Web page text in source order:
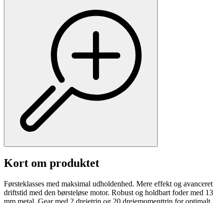
Kort om produktet
Førsteklasses med maksimal udholdenhed. Mere effekt og avanceret
driftstid med den børsteløse motor. Robust og holdbart foder med 13